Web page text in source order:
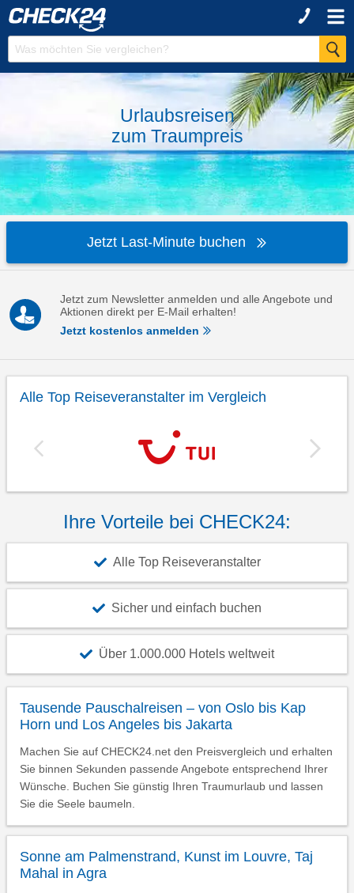
Urlaubsreisen
zum Traumpreis
Jetzt Last-Minute buchen
Jetzt zum Newsletter anmelden und alle Angebote und
Aktionen direkt per E-Mail erhalten!
Jetzt kostenlos anmelden
Alle Top Reiseveranstalter im Vergleich
Ihre Vorteile bei CHECK24:
Alle Top Reiseveranstalter
Sicher und einfach buchen
Über 1.000.000 Hotels weltweit
Tausende Pauschalreisen – von Oslo bis Kap
Horn und Los Angeles bis Jakarta
Machen Sie auf CHECK24.net den Preisvergleich und erhalten
Sie binnen Sekunden passende Angebote entsprechend Ihrer
Wünsche. Buchen Sie günstig Ihren Traumurlaub und lassen
Sie die Seele baumeln.
Sonne am Palmenstrand, Kunst im Louvre, Taj
Mahal in Agra